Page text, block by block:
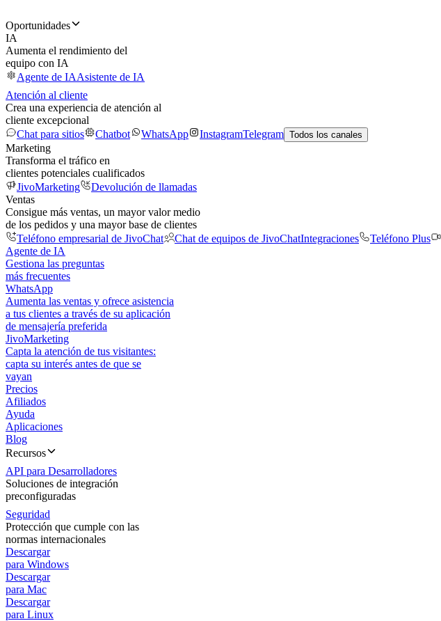
Oportunidades
IA
Aumenta el rendimiento del
equipo con IA
Agente de IAAsistente de IA
Atención al cliente
Crea una experiencia de atención al
cliente excepcional
Chat para sitios
Chatbot WhatsApp InstagramTelegram Todos los canales
Marketing
Transforma el tráfico en
clientes potenciales cualificados
JivoMarketing
Devolución de llamadas
Ventas
Consigue más ventas, un mayor valor medio
de los pedidos y una mayor base de clientes
Teléfono empresarial de JivoChat
Chat de equipos de JivoChatIntegraciones Teléfono Plus
Agente de IA
Gestiona las preguntas
más frecuentes
WhatsApp
Aumenta las ventas y ofrece asistencia
a tus clientes a través de su aplicación
de mensajería preferida
JivoMarketing
Capta la atención de tus visitantes:
capta su interés antes de que se
vayan
Precios
Afiliados
Ayuda
Aplicaciones
Blog
Recursos
API para Desarrolladores
Soluciones de integración
preconfiguradas
Seguridad
Protección que cumple con las
normas internacionales
Descargar
para Windows
Descargar
para Mac
Descargar
para Linux